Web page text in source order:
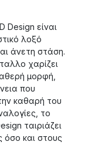
Design είναι
λοξό
άνετη στάση.
χαρίζει
μορφή,
που
καθαρή του
το
ταιριάζει
όσο και στους